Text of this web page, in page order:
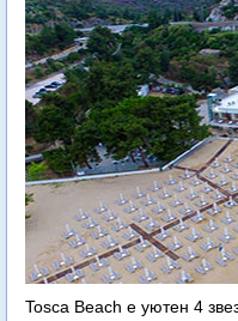
Tosca Beach е уютен 4